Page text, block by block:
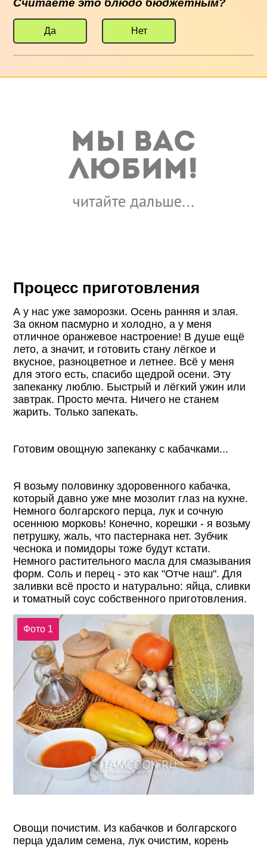
Считаете это блюдо бюджетным?
Да Нет
Процесс приготовления
А у нас уже заморозки. Осень ранняя и злая.
За окном пасмурно и холодно, а у меня
отличное оранжевое настроение! В душе ещё
лето, а значит, и готовить стану лёгкое и
вкусное, разноцветное и летнее. Всё у меня
для этого есть, спасибо щедрой осени. Эту
запеканку люблю. Быстрый и лёгкий ужин или
завтрак. Просто мечта. Ничего не станем
жарить. Только запекать.
Готовим овощную запеканку с кабачками...
Я возьму половинку здоровенного кабачка,
который давно уже мне мозолит глаз на кухне.
Немного болгарского перца, лук и сочную
осеннюю морковь! Конечно, корешки - я возьму
петрушку, жаль, что пастернака нет. Зубчик
чеснока и помидоры тоже будут кстати.
Немного растительного масла для смазывания
форм. Соль и перец - это как "Отче наш". Для
заливки всё просто и натурально: яйца, сливки
и томатный соус собственного приготовления.
Фото 1
Овощи почистим. Из кабачков и болгарского
перца удалим семена, лук очистим, корень